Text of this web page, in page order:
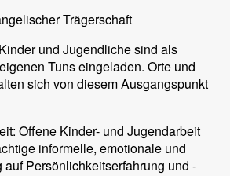
Trägerschaft
und Jugendliche sind als
Tuns eingeladen. Orte und
sich von diesem Ausgangspunkt
Offene Kinder- und Jugendarbeit
informelle, emotionale und
Persönlichkeitserfahrung und -